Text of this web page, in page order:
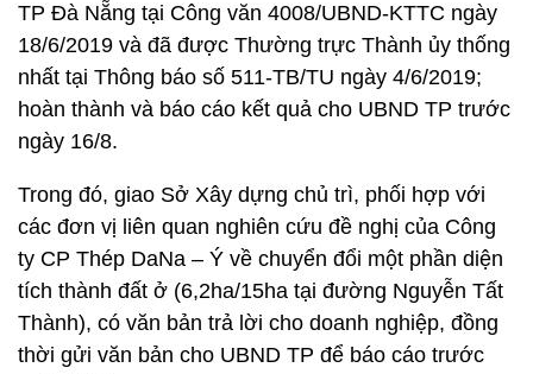
TP Đà Nẵng tại Công văn 4008/UBND-KTTC ngày
18/6/2019 và đã được Thường trực Thành ủy thống
nhất tại Thông báo số 511-TB/TU ngày 4/6/2019;
hoàn thành và báo cáo kết quả cho UBND TP trước
ngày 16/8.
Trong đó, giao Sở Xây dựng chủ trì, phối hợp với
các đơn vị liên quan nghiên cứu đề nghị của Công
ty CP Thép DaNa – Ý về chuyển đổi một phần diện
tích thành đất ở (6,2ha/15ha tại đường Nguyễn Tất
Thành), có văn bản trả lời cho doanh nghiệp, đồng
thời gửi văn bản cho UBND TP để báo cáo trước